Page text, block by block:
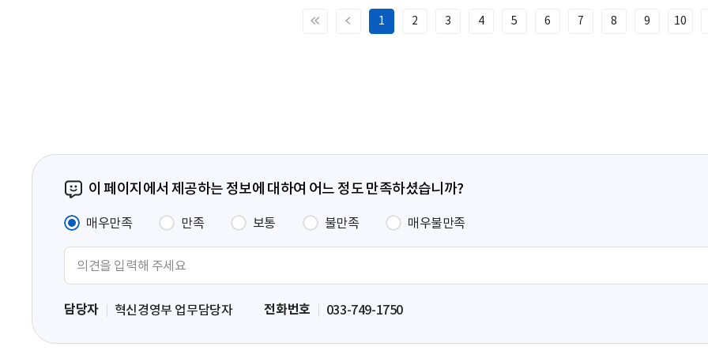
처
이
1 2 3 4 5 6 7 8 9 10
이 페이지에서 제공하는 정보에 대하여 어느 정도 만족하셨습니까?
매우만족 만족 보통 불만족 매우불만족
력
담당자 혁신경영부 업무담당자 전화번호 033-749-1750